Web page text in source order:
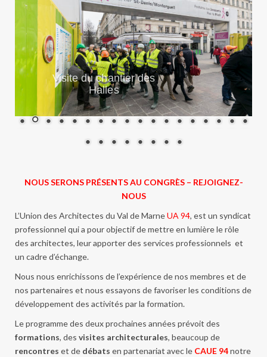
Visite du chantier des
Halles
NOUS SERONS PRÉSENTS AU CONGRÈS – REJOIGNEZ-
NOUS
L’Union des Architectes du Val de MarneUA 94, est un syndicat
professionnel qui a pour objectif de mettre en lumière le rôle
des architectes, leur apporter des services professionnels et
un cadre d’échange.
Nous nous enrichissons de l’expérience de nos membres et de
nos partenaires et nous essayons de favoriser les conditions de
développement des activités par la formation.
Le programme des deux prochaines années prévoit des
formations, des visites architecturales, beaucoup de
rencontres et de débats en partenariat avec le CAUE 94notre